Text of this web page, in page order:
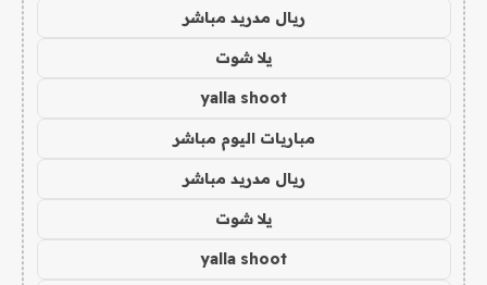
ريال مدريد مباشر
يلا شوت
yalla shoot
مباريات اليوم مباشر
ريال مدريد مباشر
يلا شوت
yalla shoot